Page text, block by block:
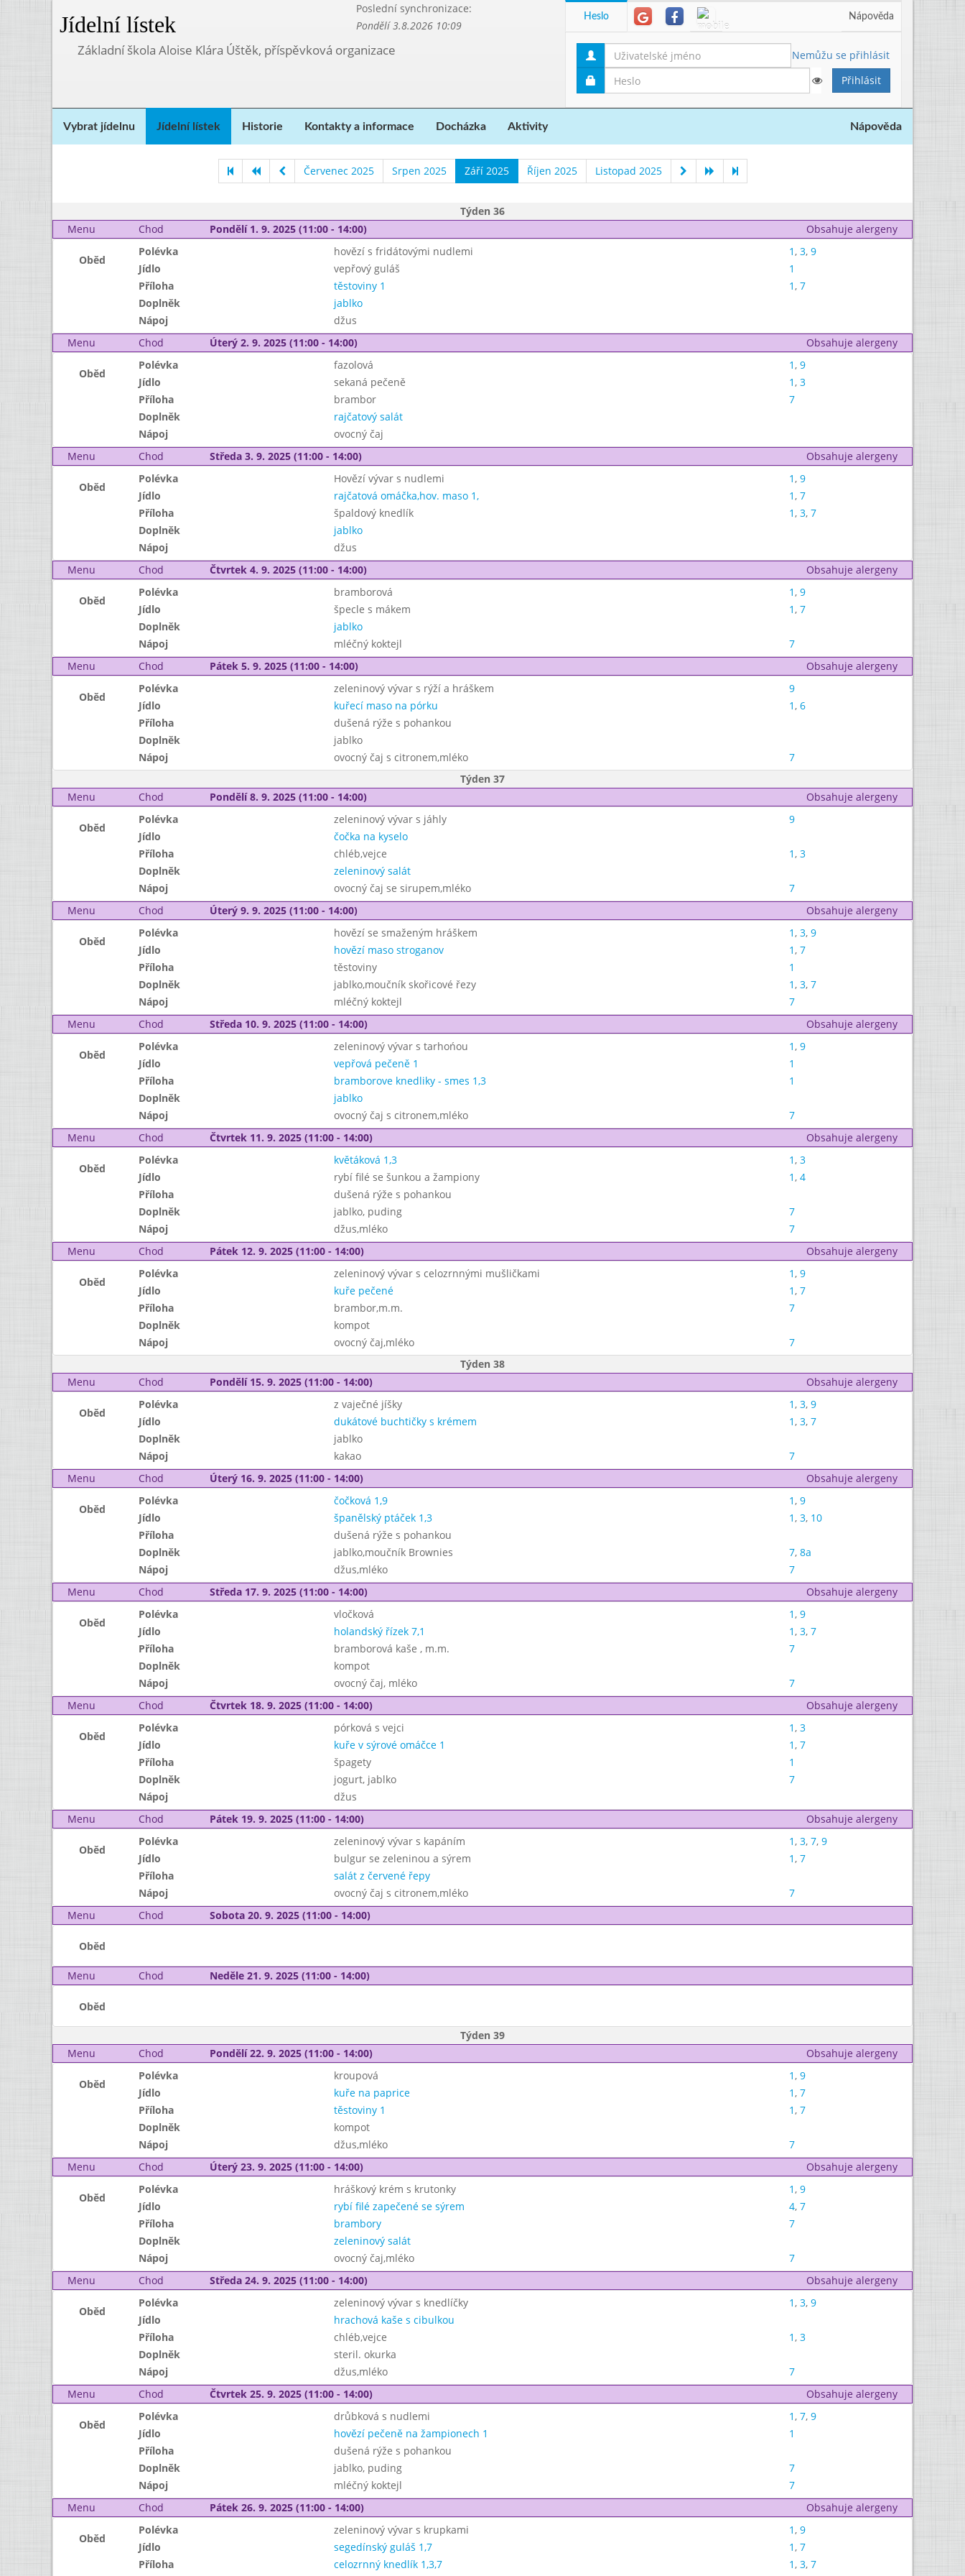
Jídelní lístek
Poslední synchronizace:
Pondělí 3.8.2026 10:09
Základní škola Aloise Klára Úštěk, příspěvková organizace
Heslo Nápověda
Nemůžu se přihlásit
Vybrat jídelnu Jídelní lístek Historie Kontakty a informace Docházka Aktivity Nápověda
Červenec 2025 Srpen 2025 Září 2025 Říjen 2025 Listopad 2025
Týden 36
Menu
Chod Pondělí 1. 9. 2025 (11:00 - 14:00) Obsahuje alergeny
Oběd
Polévka hovězí s fridátovými nudlemi 1, 3, 9
Jídlo
vepřový guláš
1
Příloha
těstoviny 1 1, 7
Doplněk
jablko
Nápoj
džus
Menu
Chod Úterý 2. 9. 2025 (11:00 - 14:00) Obsahuje alergeny
Oběd
Polévka fazolová 1, 9
Jídlo
sekaná pečeně 1, 3
Příloha
brambor
7
Doplněk
rajčatový salát
Nápoj
ovocný čaj
Menu
Chod Středa 3. 9. 2025 (11:00 - 14:00) Obsahuje alergeny
Oběd
Polévka Hovězí vývar s nudlemi 1, 9
Jídlo
rajčatová omáčka,hov. maso 1, 1, 7
Příloha
špaldový knedlík 1, 3, 7
Doplněk
jablko
Nápoj
džus
Menu
Chod Čtvrtek 4. 9. 2025 (11:00 - 14:00) Obsahuje alergeny
Oběd
Polévka bramborová 1, 9
Jídlo
špecle s mákem 1, 7
Doplněk
jablko
Nápoj
mléčný koktejl
7
Menu
Chod Pátek 5. 9. 2025 (11:00 - 14:00) Obsahuje alergeny
Oběd
Polévka zeleninový vývar s rýží a hráškem
9
Jídlo
kuřecí maso na pórku 1, 6
Příloha
dušená rýže s pohankou
Doplněk
jablko
Nápoj
ovocný čaj s citronem,mléko
7
Týden 37
Menu
Chod Pondělí 8. 9. 2025 (11:00 - 14:00) Obsahuje alergeny
Oběd
Polévka zeleninový vývar s jáhly
9
Jídlo
čočka na kyselo
Příloha
chléb,vejce 1, 3
Doplněk
zeleninový salát
Nápoj
ovocný čaj se sirupem,mléko
7
Menu
Chod Úterý 9. 9. 2025 (11:00 - 14:00) Obsahuje alergeny
Oběd
Polévka hovězí se smaženým hráškem 1, 3, 9
Jídlo
hovězí maso stroganov 1, 7
Příloha
těstoviny
1
Doplněk
jablko,moučník skořicové řezy 1, 3, 7
Nápoj
mléčný koktejl
7
Menu
Chod Středa 10. 9. 2025 (11:00 - 14:00) Obsahuje alergeny
Oběd
Polévka zeleninový vývar s tarhońou 1, 9
Jídlo
vepřová pečeně 1
1
Příloha
bramborove knedliky - smes 1,3
1
Doplněk
jablko
Nápoj
ovocný čaj s citronem,mléko
7
Menu
Chod Čtvrtek 11. 9. 2025 (11:00 - 14:00) Obsahuje alergeny
Oběd
Polévka květáková 1,3 1, 3
Jídlo
rybí filé se šunkou a žampiony 1, 4
Příloha
dušená rýže s pohankou
Doplněk
jablko, puding
7
Nápoj
džus,mléko
7
Menu
Chod Pátek 12. 9. 2025 (11:00 - 14:00) Obsahuje alergeny
Oběd
Polévka zeleninový vývar s celozrnnými mušličkami 1, 9
Jídlo
kuře pečené 1, 7
Příloha
brambor,m.m.
7
Doplněk
kompot
Nápoj
ovocný čaj,mléko
7
Týden 38
Menu
Chod Pondělí 15. 9. 2025 (11:00 - 14:00) Obsahuje alergeny
Oběd
Polévka z vaječné jíšky 1, 3, 9
Jídlo
dukátové buchtičky s krémem 1, 3, 7
Doplněk
jablko
Nápoj
kakao
7
Menu
Chod Úterý 16. 9. 2025 (11:00 - 14:00) Obsahuje alergeny
Oběd
Polévka čočková 1,9 1, 9
Jídlo
španělský ptáček 1,3 1, 3, 10
Příloha
dušená rýže s pohankou
Doplněk
jablko,moučník Brownies 7, 8a
Nápoj
džus,mléko
7
Menu
Chod Středa 17. 9. 2025 (11:00 - 14:00) Obsahuje alergeny
Oběd
Polévka vločková 1, 9
Jídlo
holandský řízek 7,1 1, 3, 7
Příloha
bramborová kaše , m.m.
7
Doplněk
kompot
Nápoj
ovocný čaj, mléko
7
Menu
Chod Čtvrtek 18. 9. 2025 (11:00 - 14:00) Obsahuje alergeny
Oběd
Polévka pórková s vejci 1, 3
Jídlo
kuře v sýrové omáčce 1 1, 7
Příloha
špagety
1
Doplněk
jogurt, jablko
7
Nápoj
džus
Menu
Chod Pátek 19. 9. 2025 (11:00 - 14:00) Obsahuje alergeny
Oběd
Polévka zeleninový vývar s kapáním 1, 3, 7, 9
Jídlo
bulgur se zeleninou a sýrem 1, 7
Příloha
salát z červené řepy
Nápoj
ovocný čaj s citronem,mléko
7
Menu
Chod Sobota 20. 9. 2025 (11:00 - 14:00)
Oběd
Menu Chod Neděle 21. 9. 2025 (11:00 - 14:00)
Oběd
Týden 39
Menu
Chod Pondělí 22. 9. 2025 (11:00 - 14:00) Obsahuje alergeny
Oběd
Polévka kroupová 1, 9
Jídlo
kuře na paprice 1, 7
Příloha
těstoviny 1 1, 7
Doplněk
kompot
Nápoj
džus,mléko
7
Menu
Chod Úterý 23. 9. 2025 (11:00 - 14:00) Obsahuje alergeny
Oběd
Polévka hráškový krém s krutonky 1, 9
Jídlo
rybí filé zapečené se sýrem 4, 7
Příloha
brambory
7
Doplněk
zeleninový salát
Nápoj
ovocný čaj,mléko
7
Menu
Chod Středa 24. 9. 2025 (11:00 - 14:00) Obsahuje alergeny
Oběd
Polévka zeleninový vývar s knedlíčky 1, 3, 9
Jídlo
hrachová kaše s cibulkou
Příloha
chléb,vejce 1, 3
Doplněk
steril. okurka
Nápoj
džus,mléko
7
Menu
Chod Čtvrtek 25. 9. 2025 (11:00 - 14:00) Obsahuje alergeny
Oběd
Polévka drůbková s nudlemi 1, 7, 9
Jídlo
hovězí pečeně na žampionech 1
1
Příloha
dušená rýže s pohankou
Doplněk
jablko, puding
7
Nápoj
mléčný koktejl
7
Menu
Chod Pátek 26. 9. 2025 (11:00 - 14:00) Obsahuje alergeny
Oběd
Polévka zeleninový vývar s krupkami 1, 9
Jídlo
segedínský guláš 1,7 1, 7
Příloha
celozrnný knedlík 1,3,7 1, 3, 7